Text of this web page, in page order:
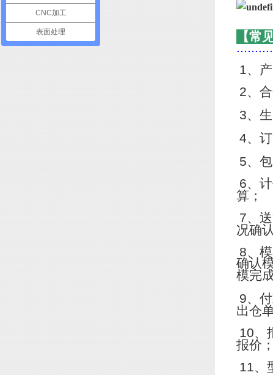
【常
1、
2、
3、
4、
5、
6、
算；
7、
况确
8、
确认
模完
9、
出仓
10、
报价；
11、
CNC加工
表面处理